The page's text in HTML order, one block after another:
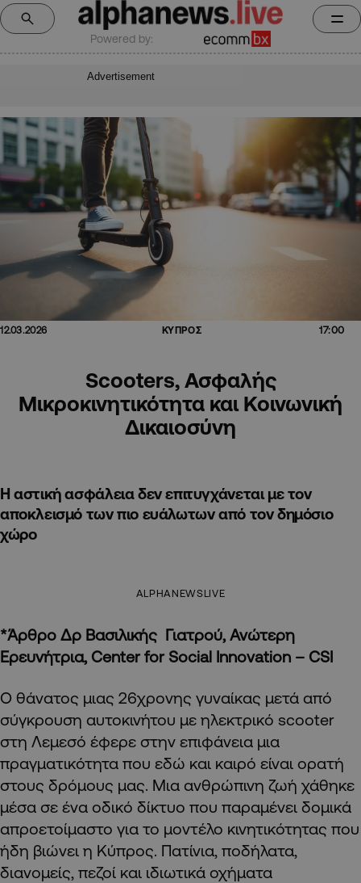
Powered by:
Advertisement
12.03.2026 ΚΥΠΡΟΣ 17:00
Scooters, Ασφαλής
Μικροκινητικότητα και Κοινωνική
Δικαιοσύνη
Η αστική ασφάλεια δεν επιτυγχάνεται με τον
αποκλεισμό των πιο ευάλωτων από τον δημόσιο
χώρο
ALPHANEWSLIVE
*Άρθρο Δρ Βασιλικής Γιατρού, Ανώτερη
Ερευνήτρια, Center for Social Innovation – CSI
Ο θάνατος μιας 26χρονης γυναίκας μετά από
σύγκρουση αυτοκινήτου με ηλεκτρικό scooter
στη Λεμεσό έφερε στην επιφάνεια μια
πραγματικότητα που εδώ και καιρό είναι ορατή
στους δρόμους μας. Μια ανθρώπινη ζωή χάθηκε
μέσα σε ένα οδικό δίκτυο που παραμένει δομικά
απροετοίμαστο για το μοντέλο κινητικότητας που
ήδη βιώνει η Κύπρος. Πατίνια, ποδήλατα,
διανομείς, πεζοί και ιδιωτικά οχήματα